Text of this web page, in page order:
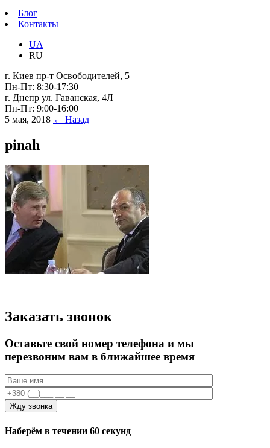
Блог
Контакты
UA
RU
г. Киев пр-т Освободителей, 5
Пн-Пт: 8:30-17:30
г. Днепр ул. Гаванская, 4Л
Пн-Пт: 9:00-16:00
5 мая, 2018 ← Назад
pinah
Заказать звонок
Оставьте свой номер телефона и мы
перезвоним вам в ближайшее время
Наберём в течении 60 секунд